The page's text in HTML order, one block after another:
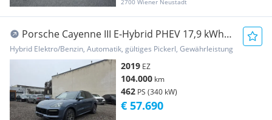
2700 Wiener Neustadt
Porsche Cayenne III E-Hybrid PHEV 17,9 kWh
Aut.
Hybrid Elektro/Benzin, Automatik, gültiges Pickerl, Gewährleistung
2019 EZ
104.000 km
462 PS (340 kW)
€ 57.690